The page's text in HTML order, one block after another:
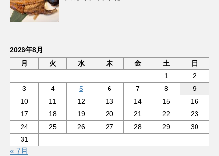
2026年8月
月
火 水 木 金 土
日
1
2
3
4 5 6 7 8
9
10
11 12 13 14 15
16
17
18 19 20 21 22
23
24
25 26 27 28 29
30
31
« 7月